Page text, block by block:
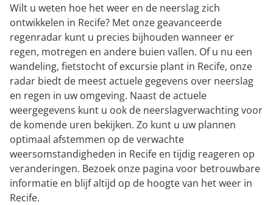
Wilt u weten hoe het weer en de neerslag zich
ontwikkelen in Recife? Met onze geavanceerde
regenradar kunt u precies bijhouden wanneer er
regen, motregen en andere buien vallen. Of u nu een
wandeling, fietstocht of excursie plant in Recife, onze
radar biedt de meest actuele gegevens over neerslag
en regen in uw omgeving. Naast de actuele
weergegevens kunt u ook de neerslagverwachting voor
de komende uren bekijken. Zo kunt u uw plannen
optimaal afstemmen op de verwachte
weersomstandigheden in Recife en tijdig reageren op
veranderingen. Bezoek onze pagina voor betrouwbare
informatie en blijf altijd op de hoogte van het weer in
Recife.